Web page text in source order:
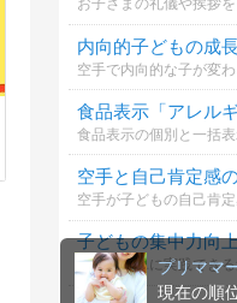
現在の順
内向的子どもの成
空手で内向的な子が変
空手と自己肯定感
空手が子どもの自己肯
子どもの集中力向